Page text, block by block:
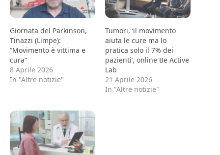
Giornata del Parkinson,
Tinazzi (Limpe):
“Movimento è vittima e
cura”
8 Aprile 2026
In "Altre notizie"
Tumori, ‘il movimento
aiuta le cure ma lo
pratica solo il 7% dei
pazienti’, online Be Active
Lab
21 Aprile 2026
In "Altre notizie"